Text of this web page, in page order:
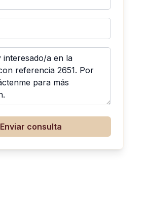
Enviar consulta